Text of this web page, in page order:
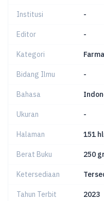
Institusi -
Editor -
Kategori
Bidang Ilmu -
Bahasa
Ukuran -
Halaman 151
Berat Buku 250
Ketersediaan
Tahun Terbit 2023